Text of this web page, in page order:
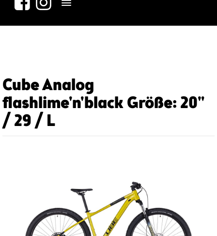
Toggle navigation
Cube Analog
flashlime'n'black Größe: 20"
/ 29 / L